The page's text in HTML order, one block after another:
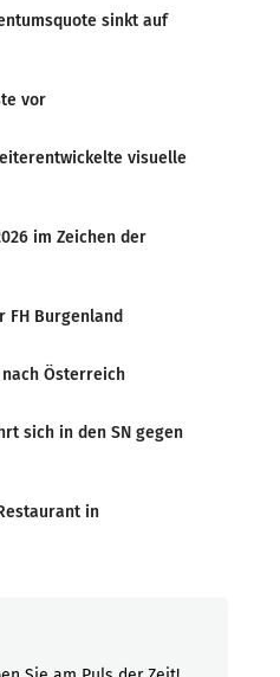
sinkt auf
vor
visuelle
im Zeichen der
FH Burgenland
Österreich
sich in den SN gegen
in